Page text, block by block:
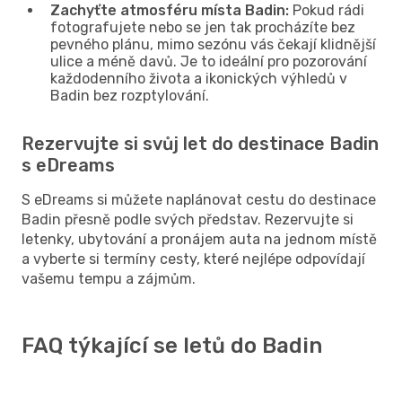
Zachyťte atmosféru místa Badin: Pokud rádi
fotografujete nebo se jen tak procházíte bez
pevného plánu, mimo sezónu vás čekají klidnější
ulice a méně davů. Je to ideální pro pozorování
každodenního života a ikonických výhledů v
Badin bez rozptylování.
Rezervujte si svůj let do destinace Badin
s eDreams
S eDreams si můžete naplánovat cestu do destinace
Badin přesně podle svých představ. Rezervujte si
letenky, ubytování a pronájem auta na jednom místě
a vyberte si termíny cesty, které nejlépe odpovídají
vašemu tempu a zájmům.
FAQ týkající se letů do Badin